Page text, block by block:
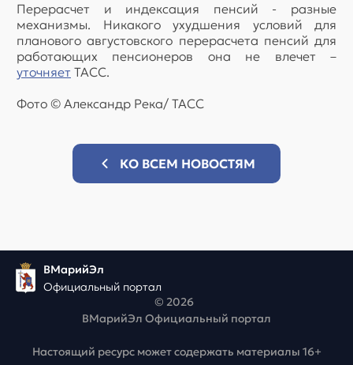
Перерасчет и индексация пенсий - разные
механизмы. Никакого ухудшения условий для
планового августовского перерасчета пенсий для
работающих пенсионеров она не влечет –
уточняет ТАСС.
Фото © Александр Река/ ТАСС
КО ВСЕМ НОВОСТЯМ
ВМарийЭл
Официальный портал
© 2026
ВМарийЭл Официальный портал
Настоящий ресурс может содержать материалы 16+